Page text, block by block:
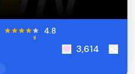
4.8
3,614